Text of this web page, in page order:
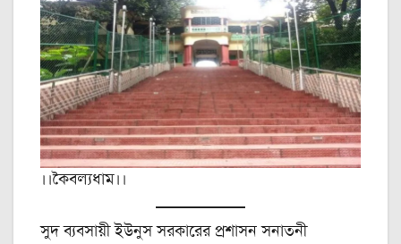
।।কৈবল্যধাম।।
সুদ ব্যবসায়ী ইউনুস সরকারের প্রশাসন সনাতনী